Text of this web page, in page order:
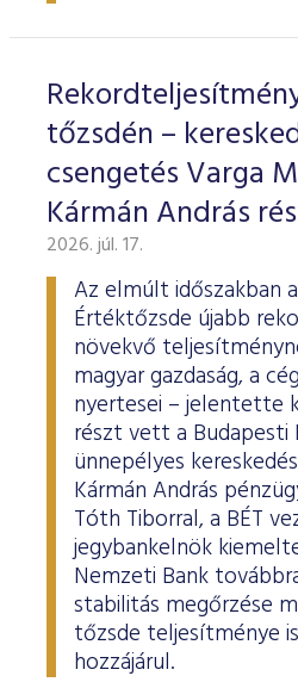
tőzsdén –
csengetés Varga
Kármán András
2026. júl. 17.
Az elmúlt időszakban
Értéktőzsde újabb
növekvő
magyar gazdaság, a
nyertesei – jelentette
részt vett a Budapesti
ünnepélyes
Kármán András
Tóth Tiborral, a BÉT
jegybankelnök
Nemzeti Bank
stabilitás megőrzése
tőzsde teljesítménye
hozzájárul.